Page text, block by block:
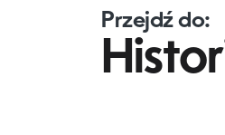
Przejdź do: